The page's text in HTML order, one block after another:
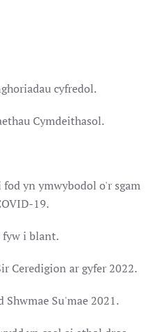
cyfredol.
Cymdeithasol.
yn ymwybodol o'r sgam
19.
fyw i blant.
Ceredigion ar gyfer 2022.
Su'mae 2021.